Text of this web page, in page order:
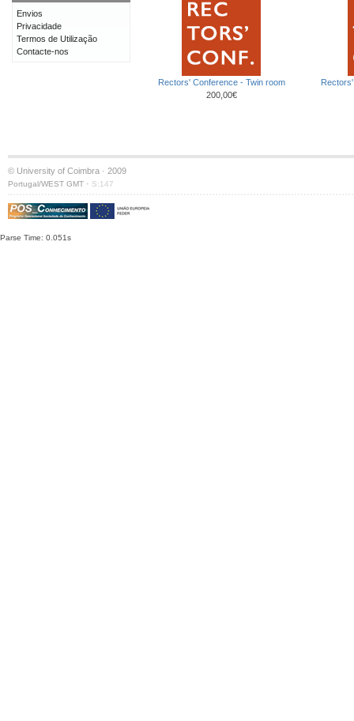
Rectors' Conference - Twin room
200,00€
Envios
Privacidade
Termos de Utilização
Contacte-nos
© University of Coimbra · 2009
Portugal/WEST GMT · S:147
Parse Time: 0.051s